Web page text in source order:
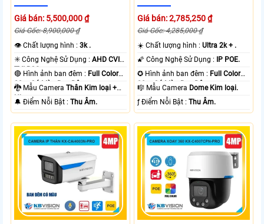
Giá bán: 5,500,000 ₫
Giá Gốc: 8,900,000 ₫
👁 Chất lượng hình :3k .
✳️ Công Nghệ Sử Dụng :AHD CVI
TVI BCS.
🔴 Hình ảnh ban đêm : Full Color
80m Có Màu Ban Ðêm.
🐉️ Mẫu CameraThân Kim loại +
Nhựa.
️🔔 Điểm Nỗi Bật :Thu Âm.
Giá bán: 2,785,250 ₫
Giá Gốc: 4,285,000 ₫
☀️ Chất lượng hình :Ultra 2k + .
🌠 Công Nghệ Sử Dụng :
IP POE.
✪ Hình ảnh ban đêm : Full Color
30m Có Màu Ban Ðêm.
🎼️ Mẫu Camera Dome Kim loại.
️ƒ Điểm Nỗi Bật :Thu Âm.